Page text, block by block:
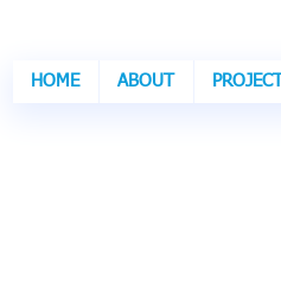
HOME ABOUT